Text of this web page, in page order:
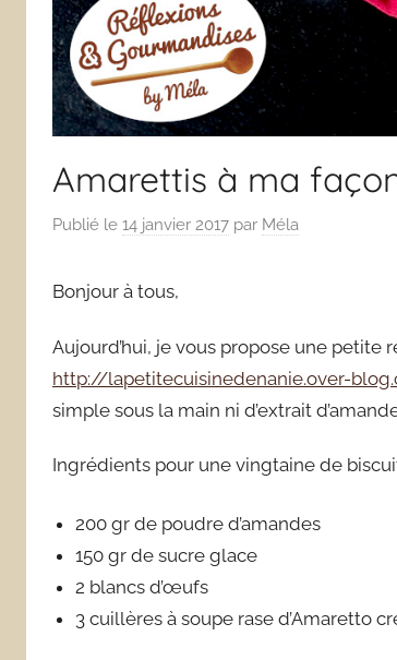
Amarettis à ma
Publié le 14 janvier 2017 par Méla
Bonjour à tous,
Aujourd’hui, je vous propose une petite
http://lapetitecuisinedenanie.over-
simple sous la main ni d’extrait
Ingrédients pour une vingtaine de
200 gr de poudre d’amandes
150 gr de sucre glace
2 blancs d’œufs
3 cuillères à soupe rase d’Amaretto